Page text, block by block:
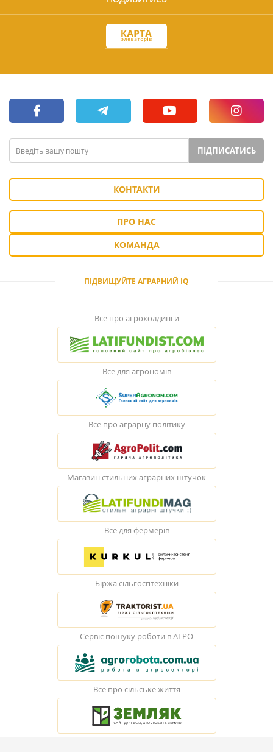
ПІДПИСАТИСЬ
КОНТАКТИ
ПРО НАС
КОМАНДА
ПІДВИЩУЙТЕ АГРАРНИЙ IQ
Все про агрохолдинги
Все для агрономів
Все про аграрну політику
Магазин стильних аграрних штучок
Все для фермерів
Біржа сільгосптехніки
Сервіс пошуку роботи в АГРО
Все про сільське життя